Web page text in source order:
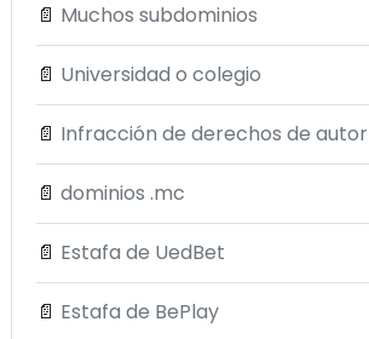
📄 Muchos subdominios
📄 Universidad o colegio
📄 Infracción de derechos de autor
📄 dominios .mc
📄 Estafa de UedBet
📄 Estafa de BePlay